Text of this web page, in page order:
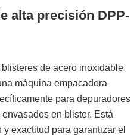
alta precisión DPP-
de acero inoxidable
máquina empacadora
para depuradores
en blister. Está
exactitud para garantizar el